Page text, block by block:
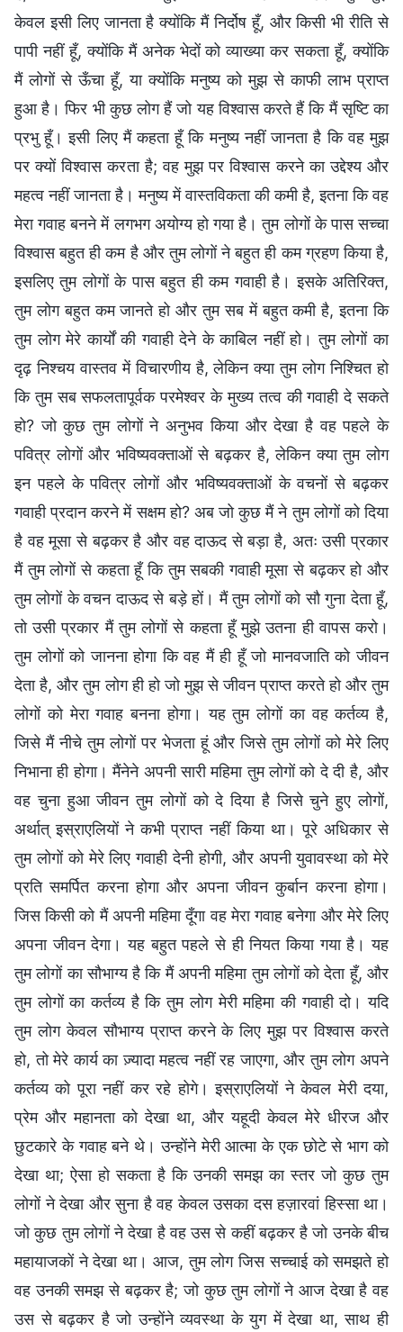
केवल इसी लिए जानता है क्योंकि मैं निर्दोष हूँ, और किसी भी रीति से
पापी नहीं हूँ, क्योंकि मैं अनेक भेदों को व्याख्या कर सकता हूँ, क्योंकि
मैं लोगों से ऊँचा हूँ, या क्योंकि मनुष्य को मुझ से काफी लाभ प्राप्त
हुआ है। फिर भी कुछ लोग हैं जो यह विश्वास करते हैं कि मैं सृष्टि का
प्रभु हूँ। इसी लिए मैं कहता हूँ कि मनुष्य नहीं जानता है कि वह मुझ
पर क्यों विश्वास करता है; वह मुझ पर विश्वास करने का उद्देश्य और
महत्व नहीं जानता है। मनुष्य में वास्तविकता की कमी है, इतना कि वह
मेरा गवाह बनने में लगभग अयोग्य हो गया है। तुम लोगों के पास सच्चा
विश्वास बहुत ही कम है और तुम लोगों ने बहुत ही कम ग्रहण किया है,
इसलिए तुम लोगों के पास बहुत ही कम गवाही है। इसके अतिरिक्त,
तुम लोग बहुत कम जानते हो और तुम सब में बहुत कमी है, इतना कि
तुम लोग मेरे कार्यों की गवाही देने के काबिल नहीं हो। तुम लोगों का
दृढ़ निश्चय वास्तव में विचारणीय है, लेकिन क्या तुम लोग निश्चित हो
कि तुम सब सफलतापूर्वक परमेश्वर के मुख्य तत्व की गवाही दे सकते
हो? जो कुछ तुम लोगों ने अनुभव किया और देखा है वह पहले के
पवित्र लोगों और भविष्यवक्ताओं से बढ़कर है, लेकिन क्या तुम लोग
इन पहले के पवित्र लोगों और भविष्यवक्ताओं के वचनों से बढ़कर
गवाही प्रदान करने में सक्षम हो? अब जो कुछ मैं ने तुम लोगों को दिया
है वह मूसा से बढ़कर है और वह दाऊद से बड़ा है, अतः उसी प्रकार
मैं तुम लोगों से कहता हूँ कि तुम सबकी गवाही मूसा से बढ़कर हो और
तुम लोगों के वचन दाऊद से बड़े हों। मैं तुम लोगों को सौ गुना देता हूँ,
तो उसी प्रकार मैं तुम लोगों से कहता हूँ मुझे उतना ही वापस करो।
तुम लोगों को जानना होगा कि वह मैं ही हूँ जो मानवजाति को जीवन
देता है, और तुम लोग ही हो जो मुझ से जीवन प्राप्त करते हो और तुम
लोगों को मेरा गवाह बनना होगा। यह तुम लोगों का वह कर्तव्य है,
जिसे मैं नीचे तुम लोगों पर भेजता हूं और जिसे तुम लोगों को मेरे लिए
निभाना ही होगा। मैंनेने अपनी सारी महिमा तुम लोगों को दे दी है, और
वह चुना हुआ जीवन तुम लोगों को दे दिया है जिसे चुने हुए लोगों,
अर्थात् इस्राएलियों ने कभी प्राप्त नहीं किया था। पूरे अधिकार से
तुम लोगों को मेरे लिए गवाही देनी होगी, और अपनी युवावस्था को मेरे
प्रति समर्पित करना होगा और अपना जीवन कुर्बान करना होगा।
जिस किसी को मैं अपनी महिमा दूँगा वह मेरा गवाह बनेगा और मेरे लिए
अपना जीवन देगा। यह बहुत पहले से ही नियत किया गया है। यह
तुम लोगों का सौभाग्य है कि मैं अपनी महिमा तुम लोगों को देता हूँ, और
तुम लोगों का कर्तव्य है कि तुम लोग मेरी महिमा की गवाही दो। यदि
तुम लोग केवल सौभाग्य प्राप्त करने के लिए मुझ पर विश्वास करते
हो, तो मेरे कार्य का ज़्यादा महत्व नहीं रह जाएगा, और तुम लोग अपने
कर्तव्य को पूरा नहीं कर रहे होगे। इस्राएलियों ने केवल मेरी दया,
प्रेम और महानता को देखा था, और यहूदी केवल मेरे धीरज और
छुटकारे के गवाह बने थे। उन्होंने मेरी आत्मा के एक छोटे से भाग को
देखा था; ऐसा हो सकता है कि उनकी समझ का स्तर जो कुछ तुम
लोगों ने देखा और सुना है वह केवल उसका दस हज़ारवां हिस्सा था।
जो कुछ तुम लोगों ने देखा है वह उस से कहीं बढ़कर है जो उनके बीच
महायाजकों ने देखा था। आज, तुम लोग जिस सच्चाई को समझते हो
वह उनकी समझ से बढ़कर है; जो कुछ तुम लोगों ने आज देखा है वह
उस से बढ़कर है जो उन्होंने व्यवस्था के युग में देखा था, साथ ही